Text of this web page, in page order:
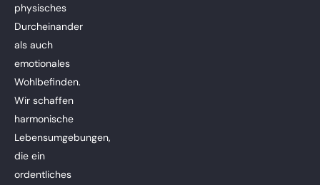
physisches
Durcheinander
als auch
emotionales
Wohlbefinden.
Wir schaffen
harmonische
Lebensumgebungen,
die ein
ordentliches